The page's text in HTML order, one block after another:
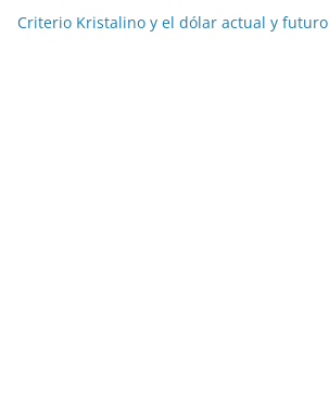
Criterio Kristalino y el dólar actual y futuro